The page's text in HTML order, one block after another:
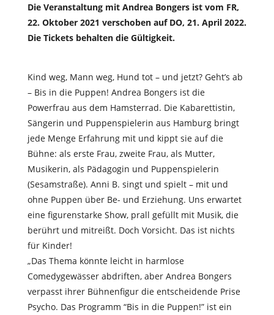
Die Veranstaltung mit Andrea Bongers ist vom FR,
22. Oktober 2021 verschoben auf DO, 21. April 2022.
Die Tickets behalten die Gültigkeit.
Kind weg, Mann weg, Hund tot – und jetzt? Geht’s ab
– Bis in die Puppen! Andrea Bongers ist die
Powerfrau aus dem Hamsterrad. Die Kabarettistin,
Sängerin und Puppenspielerin aus Hamburg bringt
jede Menge Erfahrung mit und kippt sie auf die
Bühne: als erste Frau, zweite Frau, als Mutter,
Musikerin, als Pädagogin und Puppenspielerin
(Sesamstraße). Anni B. singt und spielt – mit und
ohne Puppen über Be- und Erziehung. Uns erwartet
eine figurenstarke Show, prall gefüllt mit Musik, die
berührt und mitreißt. Doch Vorsicht. Das ist nichts
für Kinder!
„Das Thema könnte leicht in harmlose
Comedygewässer abdriften, aber Andrea Bongers
verpasst ihrer Bühnenfigur die entscheidende Prise
Psycho. Das Programm “Bis in die Puppen!” ist ein